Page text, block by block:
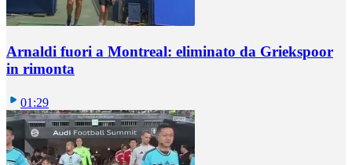
Arnaldi fuori a Montreal: eliminato da Griekspoor
in rimonta
01:29